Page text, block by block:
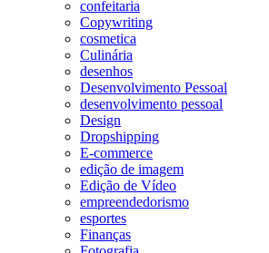
confeitaria
Copywriting
cosmetica
Culinária
desenhos
Desenvolvimento Pessoal
desenvolvimento pessoal
Design
Dropshipping
E-commerce
edição de imagem
Edição de Vídeo
empreendedorismo
esportes
Finanças